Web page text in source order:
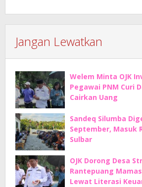
Jangan Lewatkan
Welem Minta OJK
Pegawai PNM Curi
Cairkan Uang
Sandeq Silumba
September, Masuk
Sulbar
OJK Dorong Desa
Rantepuang
Lewat Literasi